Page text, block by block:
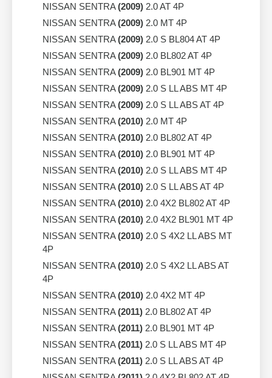
NISSAN SENTRA(2009) 2.0 AT 4P
NISSAN SENTRA(2009) 2.0 MT 4P
NISSAN SENTRA(2009) 2.0 S BL804 AT 4P
NISSAN SENTRA(2009) 2.0 BL802 AT 4P
NISSAN SENTRA(2009) 2.0 BL901 MT 4P
NISSAN SENTRA(2009) 2.0 S LL ABS MT 4P
NISSAN SENTRA(2009) 2.0 S LL ABS AT 4P
NISSAN SENTRA(2010) 2.0 MT 4P
NISSAN SENTRA(2010) 2.0 BL802 AT 4P
NISSAN SENTRA(2010) 2.0 BL901 MT 4P
NISSAN SENTRA(2010) 2.0 S LL ABS MT 4P
NISSAN SENTRA(2010) 2.0 S LL ABS AT 4P
NISSAN SENTRA(2010) 2.0 4X2 BL802 AT 4P
NISSAN SENTRA(2010) 2.0 4X2 BL901 MT 4P
NISSAN SENTRA(2010) 2.0 S 4X2 LL ABS MT
4P
NISSAN SENTRA(2010) 2.0 S 4X2 LL ABS AT
4P
NISSAN SENTRA(2010) 2.0 4X2 MT 4P
NISSAN SENTRA(2011) 2.0 BL802 AT 4P
NISSAN SENTRA(2011) 2.0 BL901 MT 4P
NISSAN SENTRA(2011) 2.0 S LL ABS MT 4P
NISSAN SENTRA(2011) 2.0 S LL ABS AT 4P